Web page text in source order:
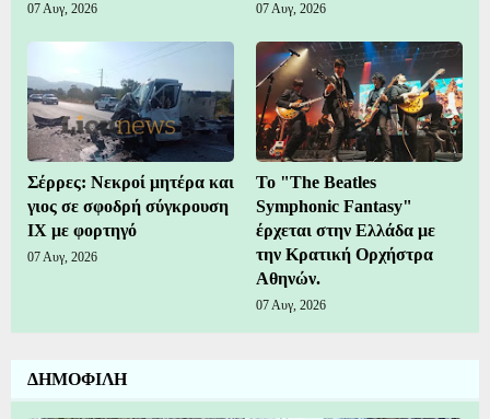
07 Αυγ, 2026 07 Αυγ, 2026
Σέρρες: Νεκροί μητέρα και
γιος σε σφοδρή σύγκρουση
ΙΧ με φορτηγό
07 Αυγ, 2026
Το "The Beatles
Symphonic Fantasy"
έρχεται στην Ελλάδα με
την Κρατική Ορχήστρα
Αθηνών.
07 Αυγ, 2026
ΔΗΜΟΦΙΛΗ